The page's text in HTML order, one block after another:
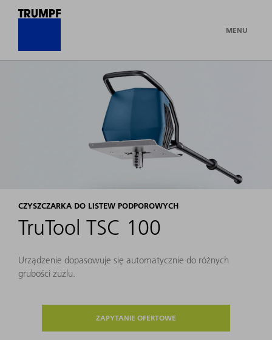
MENU
CZYSZCZARKA DO LISTEW PODPOROWYCH
TruTool TSC 100
Urządzenie dopasowuje się automatycznie do różnych
grubości żużlu.
ZAPYTANIE OFERTOWE